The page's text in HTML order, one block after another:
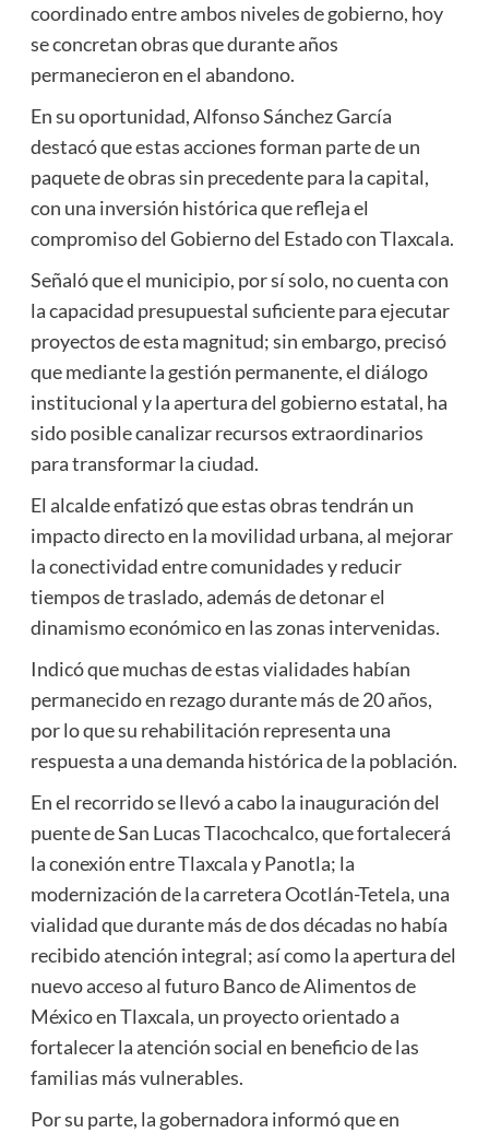
coordinado entre ambos niveles de gobierno, hoy
se concretan obras que durante años
permanecieron en el abandono.
En su oportunidad, Alfonso Sánchez García
destacó que estas acciones forman parte de un
paquete de obras sin precedente para la capital,
con una inversión histórica que refleja el
compromiso del Gobierno del Estado con Tlaxcala.
Señaló que el municipio, por sí solo, no cuenta con
la capacidad presupuestal suficiente para ejecutar
proyectos de esta magnitud; sin embargo, precisó
que mediante la gestión permanente, el diálogo
institucional y la apertura del gobierno estatal, ha
sido posible canalizar recursos extraordinarios
para transformar la ciudad.
El alcalde enfatizó que estas obras tendrán un
impacto directo en la movilidad urbana, al mejorar
la conectividad entre comunidades y reducir
tiempos de traslado, además de detonar el
dinamismo económico en las zonas intervenidas.
Indicó que muchas de estas vialidades habían
permanecido en rezago durante más de 20 años,
por lo que su rehabilitación representa una
respuesta a una demanda histórica de la población.
En el recorrido se llevó a cabo la inauguración del
puente de San Lucas Tlacochcalco, que fortalecerá
la conexión entre Tlaxcala y Panotla; la
modernización de la carretera Ocotlán-Tetela, una
vialidad que durante más de dos décadas no había
recibido atención integral; así como la apertura del
nuevo acceso al futuro Banco de Alimentos de
México en Tlaxcala, un proyecto orientado a
fortalecer la atención social en beneficio de las
familias más vulnerables.
Por su parte, la gobernadora informó que en